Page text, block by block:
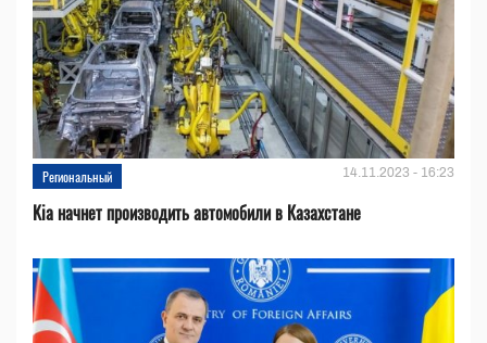
Региональный 14.11.2023 - 16:23
Kia начнет производить автомобили в Казахстане